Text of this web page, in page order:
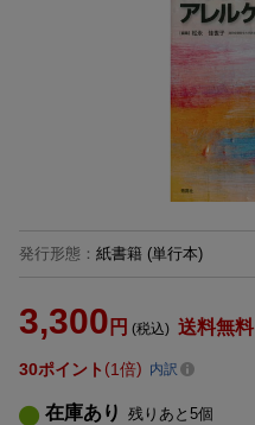
発行形態 ： 紙書籍 (単行本)
3,300 円 (税込) 送料無料
30ポイント 1倍 内訳
在庫あり 残りあと 5個